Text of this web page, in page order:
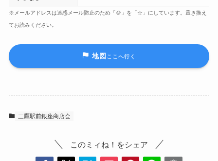
※メールアドレスは迷惑メール防止のため「＠」を「☆」にしています。置き換え
てお読みください。
地図 ここへ行く
三鷹駅前銀座商店会
このミィね！をシェア